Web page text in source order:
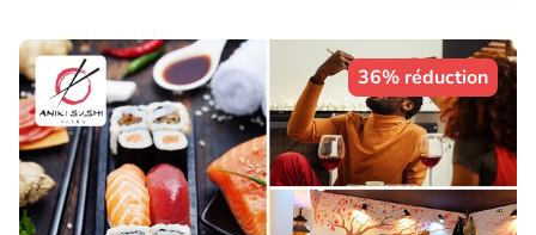
36% réduction